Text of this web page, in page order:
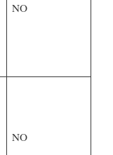
NO
NO